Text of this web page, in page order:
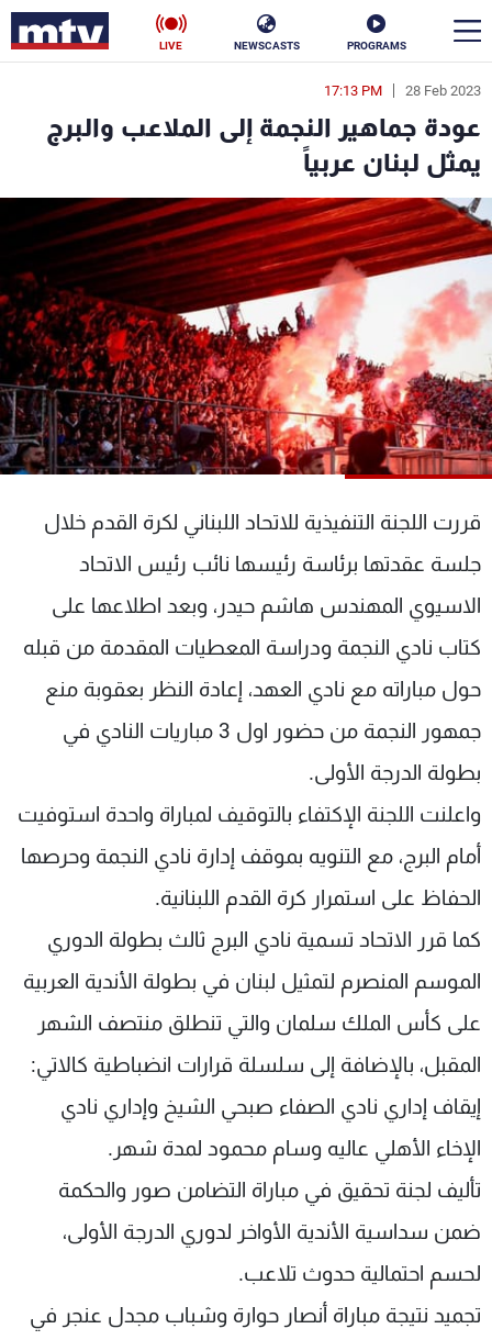
PROGRAMS
NEWSCASTS
LIVE
28 Feb 2023
17:13 PM
عودة جماهير النجمة إلى الملاعب والبرج
يمثل لبنان عربياً
قررت اللجنة التنفيذية للاتحاد اللبناني لكرة القدم خلال
جلسة عقدتها برئاسة رئيسها نائب رئيس الاتحاد
الاسيوي المهندس هاشم حيدر، وبعد اطلاعها على
كتاب نادي النجمة ودراسة المعطيات المقدمة من قبله
حول مباراته مع نادي العهد، إعادة النظر بعقوبة منع
جمهور النجمة من حضور اول 3 مباريات النادي في
بطولة الدرجة الأولى.
واعلنت اللجنة الإكتفاء بالتوقيف لمباراة واحدة استوفيت
أمام البرج، مع التنويه بموقف إدارة نادي النجمة وحرصها
الحفاظ على استمرار كرة القدم اللبنانية.
كما قرر الاتحاد تسمية نادي البرج ثالث بطولة الدوري
الموسم المنصرم لتمثيل لبنان في بطولة الأندية العربية
على كأس الملك سلمان والتي تنطلق منتصف الشهر
المقبل، بالإضافة إلى سلسلة قرارات انضباطية كالاتي:
إيقاف إداري نادي الصفاء صبحي الشيخ وإداري نادي
الإخاء الأهلي عاليه وسام محمود لمدة شهر.
تأليف لجنة تحقيق في مباراة التضامن صور والحكمة
ضمن سداسية الأندية الأواخر لدوري الدرجة الأولى،
لحسم احتمالية حدوث تلاعب.
تجميد نتيجة مباراة أنصار حوارة وشباب مجدل عنجر في
en
الأخبار
سياسة ناس
إقتصاد فن
منوعات رياضة
كأس العالم
البرامج
شاهد البرامج
عن MTV
الإنـتـاج
لاعلاناتكم
وظائف
تواصل معنا
شروط الإسـتخدام
سياسة الخصوصية